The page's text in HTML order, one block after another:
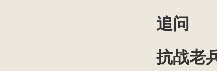
追问
抗战老兵